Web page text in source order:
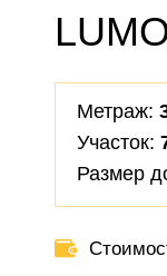
Метраж:
Участок:
Размер